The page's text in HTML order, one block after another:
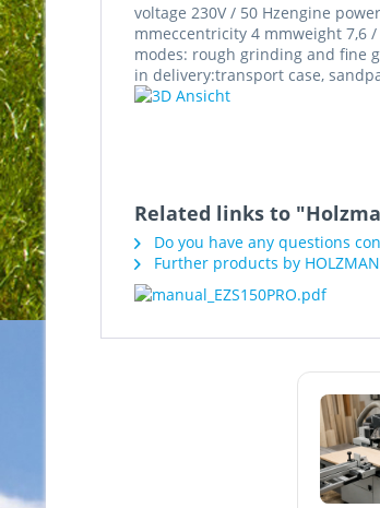
voltage 230V / 50 Hzengine
mmeccentricity 4 mmweight 7,6
modes: rough grinding and fine
in delivery:transport case,
Related links to
Do you have any questions
Further products by